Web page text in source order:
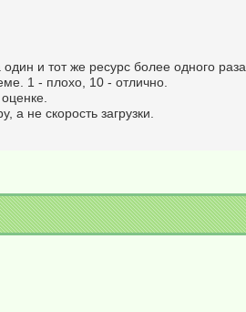
и тот же ресурс более одного раза.
1 - плохо, 10 - отлично.
а не скорость загрузки.